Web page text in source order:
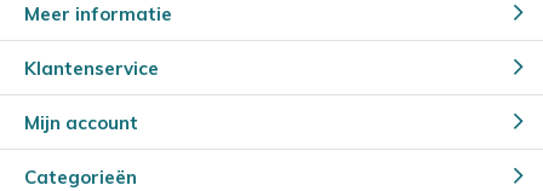
Meer informatie
Klantenservice
Mijn account
Categorieën